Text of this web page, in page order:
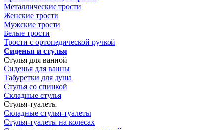
Металлические трости
Женские трости
Мужские трости
Белые трости
Трости с ортопедической ручкой
Сиденья и стулья
Стулья для ванной
Сиденья для ванны
Табуретки для душа
Стулья со спинкой
Складные стулья
Стулья-туалеты
Складные стулья-туалеты
Стулья-туалеты на колесах